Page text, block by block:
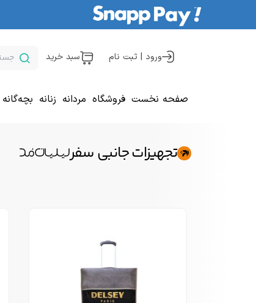
سبد خرید ورود | ثبت نام
صفحه نخست فروشگاه مردانه زنانه بچه‌گانه
تجهیزات جانبی سفر